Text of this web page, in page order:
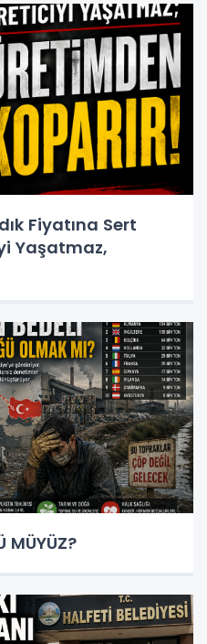
Fiyatına Sert
Yaşatmaz,
MÜYÜZ?